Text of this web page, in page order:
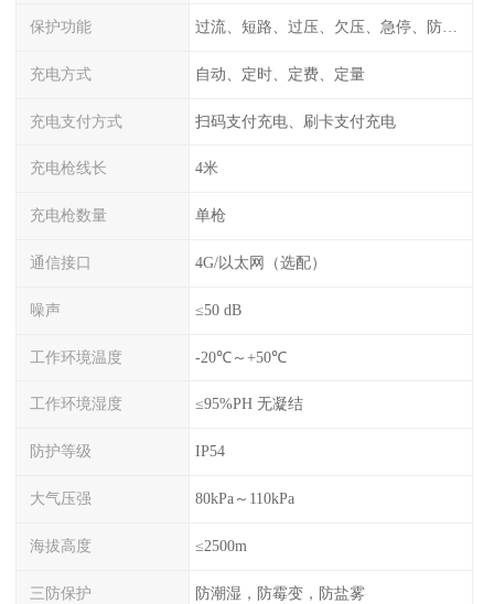
保护功能 过流、短路、过压、欠压、急停、防雷、漏电保护
充电方式 自动、定时、定费、定量
充电支付方式 扫码支付充电、刷卡支付充电
充电枪线长 4米
充电枪数量 单枪
通信接口 4G/以太网（选配）
噪声 ≤50 dB
工作环境温度 -20℃～+50℃
工作环境湿度 ≤95%PH 无凝结
防护等级 IP54
大气压强 80kPa～110kPa
海拔高度 ≤2500m
三防保护 防潮湿，防霉变，防盐雾